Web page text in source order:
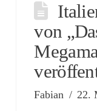
von
Fabian 22.